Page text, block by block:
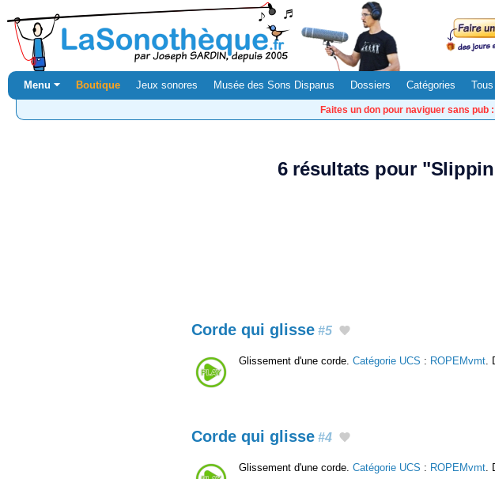
Menu ⏷ Boutique Jeux sonores Musée des Sons Disparus Dossiers Catégories
Faites un don pour naviguer sans pub :
6 résultats pour
Corde qui glisse #5
Glissement d'une corde. Catégorie UCS : ROPEMvmt
Corde qui glisse #4
Glissement d'une corde. Catégorie UCS : ROPEMvmt